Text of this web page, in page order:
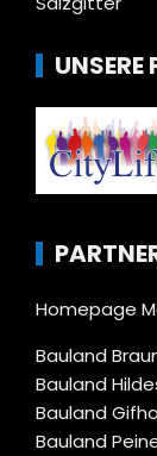
UNSERE
Homepage
Bauland
Bauland
Bauland
Bauland